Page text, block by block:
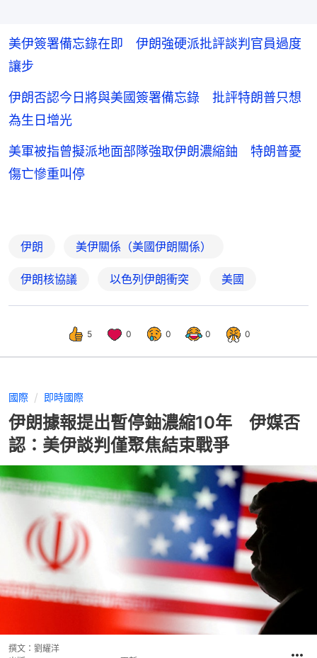
美伊簽署備忘錄在即 伊朗強硬派批評談判官員過度
讓步
伊朗否認今日將與美國簽署備忘錄 批評特朗普只想
為生日增光
美軍被指曾擬派地面部隊強取伊朗濃縮鈾 特朗普憂
傷亡慘重叫停
伊朗 美伊關係（美國伊朗關係）
伊朗核協議 以色列伊朗衝突 美國
5 0 0 0 0
國際 即時國際
伊朗據報提出暫停鈾濃縮10年 伊媒否
認：美伊談判僅聚焦結束戰爭
撰文： 劉耀洋